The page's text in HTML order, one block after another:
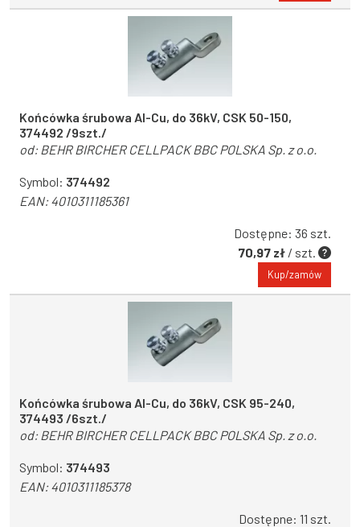
Końcówka śrubowa Al-Cu, do 36kV, CSK 50-150,
374492 /9szt./
od: BEHR BIRCHER CELLPACK BBC POLSKA Sp. z o.o.
Symbol: 374492
EAN:4010311185361
Dostępne: 36 szt.
70,97 zł / szt.
Kup/zamów
Końcówka śrubowa Al-Cu, do 36kV, CSK 95-240,
374493 /6szt./
od: BEHR BIRCHER CELLPACK BBC POLSKA Sp. z o.o.
Symbol: 374493
EAN:4010311185378
Dostępne: 11 szt.